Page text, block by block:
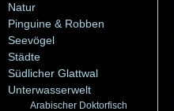
Natur
Pinguine & Robben
Seevögel
Städte
Südlicher Glattwal
Unterwasserwelt
Arabischer Doktorfisch